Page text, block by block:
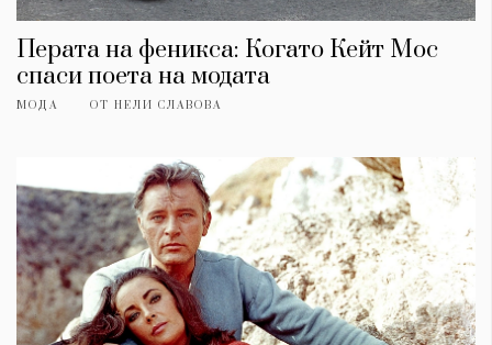
Перата на феникса: Когато Кейт Мос
спаси поета на модата
МОДА ОТ НЕЛИ СЛАВОВА